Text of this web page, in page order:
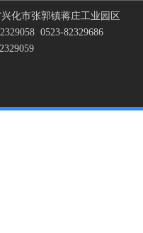
化市张郭镇蒋庄工业园区
0523-82329686